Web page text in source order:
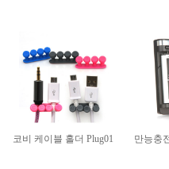
코비 케이블 홀더 Plug01 만능충